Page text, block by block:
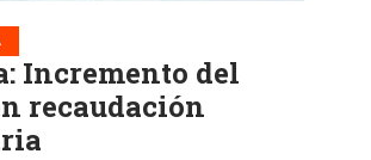
Incremento del
recaudación